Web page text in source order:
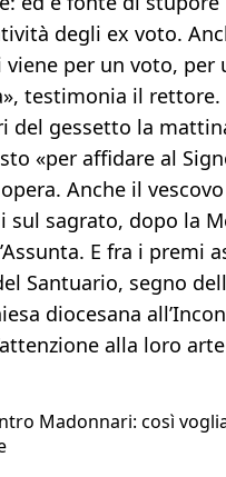
degli ex voto.
viene per un voto, per
testimonia il rettore.
del gessetto la
«per affidare al
Anche il
sul sagrato, dopo la
E fra i premi
Santuario, segno
diocesana
alla loro
Madonnari: così